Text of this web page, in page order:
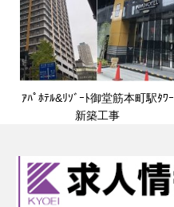
ｱﾊﾟﾎﾃﾙ&ﾘｿﾞｰﾄ御堂筋本町駅ﾀﾜｰ
新築工事